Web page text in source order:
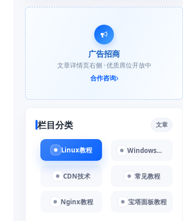
广告招商
文章详情页右侧 · 优质席位开放中
合作咨询
栏目分类 文章
Linux教程 Windows教程
CDN技术 常见教程
Nginx教程 宝塔面板教程